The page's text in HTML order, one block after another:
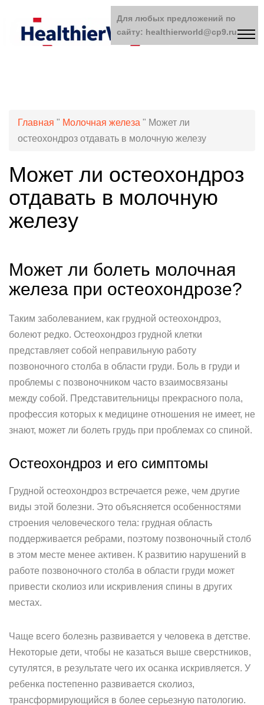
Главная " Молочная железа " Может ли
остеохондроз отдавать в молочную железу
Может ли остеохондроз
отдавать в молочную
железу
Может ли болеть молочная
железа при остеохондрозе?
Таким заболеванием, как грудной остеохондроз,
болеют редко. Остеохондроз грудной клетки
представляет собой неправильную работу
позвоночного столба в области груди. Боль в груди и
проблемы с позвоночником часто взаимосвязаны
между собой. Представительницы прекрасного пола,
профессия которых к медицине отношения не имеет, не
знают, может ли болеть грудь при проблемах со спиной.
Остеохондроз и его симптомы
Грудной остеохондроз встречается реже, чем другие
виды этой болезни. Это объясняется особенностями
строения человеческого тела: грудная область
поддерживается ребрами, поэтому позвоночный столб
в этом месте менее активен. К развитию нарушений в
работе позвоночного столба в области груди может
привести сколиоз или искривления спины в других
местах.
Чаще всего болезнь развивается у человека в детстве.
Некоторые дети, чтобы не казаться выше сверстников,
сутулятся, в результате чего их осанка искривляется. У
ребенка постепенно развивается сколиоз,
трансформирующийся в более серьезную патологию.
Для любых предложений по
сайту: healthierworld@cp9.ru